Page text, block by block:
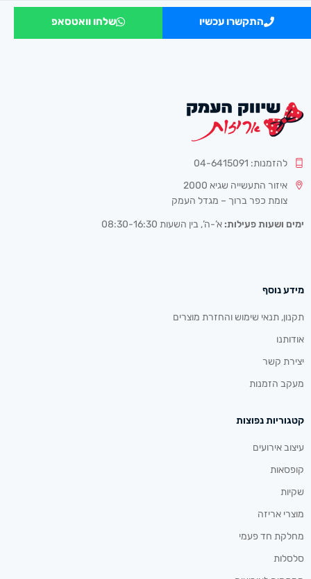
התקשרו עכשיו שלחו וואטסאפ
להזמנות: 04-6415091
איזור התעשייה שגיא 2000
צומת כפר ברוך – מגדל העמק
ימים ושעות פעילות: א’-ה’, בין השעות 08:30-16:30
מידע נוסף
תקנון, תנאי שימוש והחזרת מוצרים
אודותנו
יצירת קשר
מעקב הזמנות
קטגוריות נפוצות
עיצוב אירועים
קופסאות
שקיות
מוצרי אריזה
מחלקת חד פעמי
סלסלות